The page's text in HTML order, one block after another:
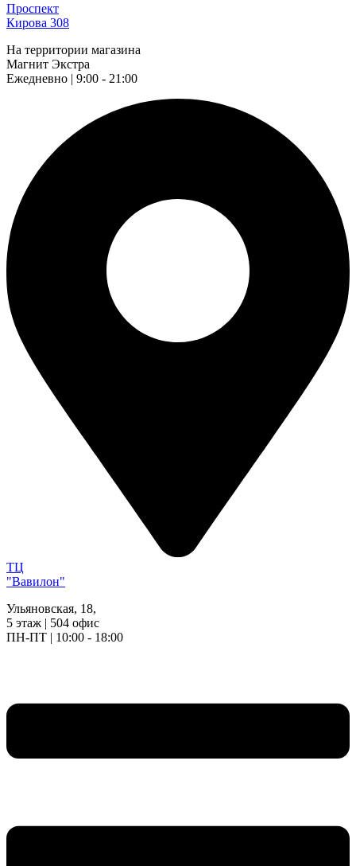
Проспект
Кирова 308
На территории магазина
Магнит Экстра
Ежедневно | 9:00 - 21:00
ТЦ
"Вавилон"
Ульяновская, 18,
5 этаж | 504 офис
ПН-ПТ | 10:00 - 18:00